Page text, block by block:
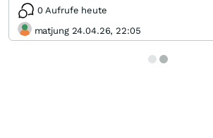
0 Aufrufe heute
matjung 24.04.26, 22:05